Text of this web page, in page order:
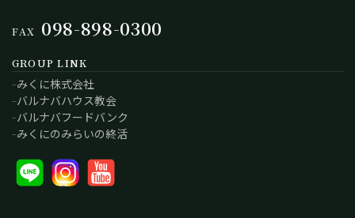
FAX 098-898-0300
GROUP LINK
みくに株式会社
バルナバハウス教会
バルナバフードバンク
みくにのみらいの終活